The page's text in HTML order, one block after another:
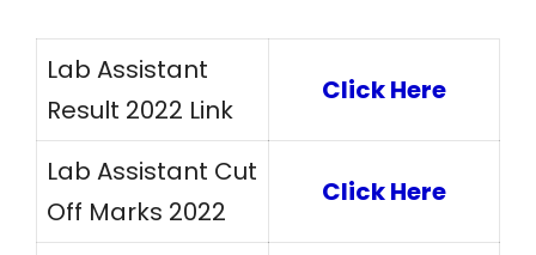
Lab Assistant
Result 2022 Link
Click Here
Lab Assistant Cut
Off Marks 2022
Click Here